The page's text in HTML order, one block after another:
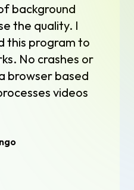
background
the quality. I
this program to
No crashes or
browser based
videos